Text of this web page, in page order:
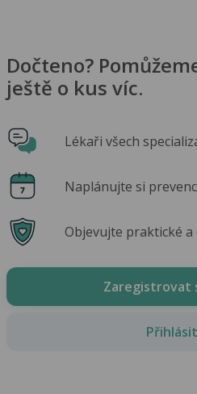
Dočteno?
ještě o kus víc.
Lékaři všech
Naplánujte si
Objevujte praktické
Zaregistrovat